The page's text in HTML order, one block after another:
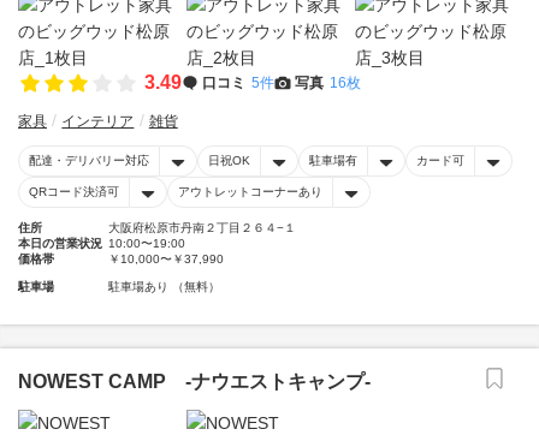
3.49 口コミ 5件 写真 16枚
家具 インテリア 雑貨
配達・デリバリー対応 日祝OK 駐車場有 カード可
QRコード決済可 アウトレットコーナーあり
住所
大阪府松原市丹南２丁目２６４−１
本日の営業状況 10:00〜19:00
価格帯
￥10,000〜￥37,990
駐車場 駐車場あり （無料）
NOWEST CAMP -ナウエストキャンプ-